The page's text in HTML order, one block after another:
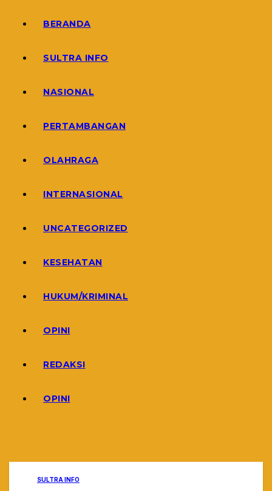
BERANDA
SULTRA INFO
NASIONAL
PERTAMBANGAN
OLAHRAGA
INTERNASIONAL
UNCATEGORIZED
KESEHATAN
HUKUM/KRIMINAL
OPINI
REDAKSI
OPINI
SULTRA INFO